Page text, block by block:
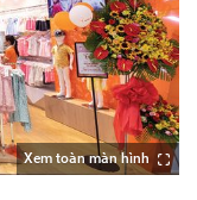
Xem toàn màn hình